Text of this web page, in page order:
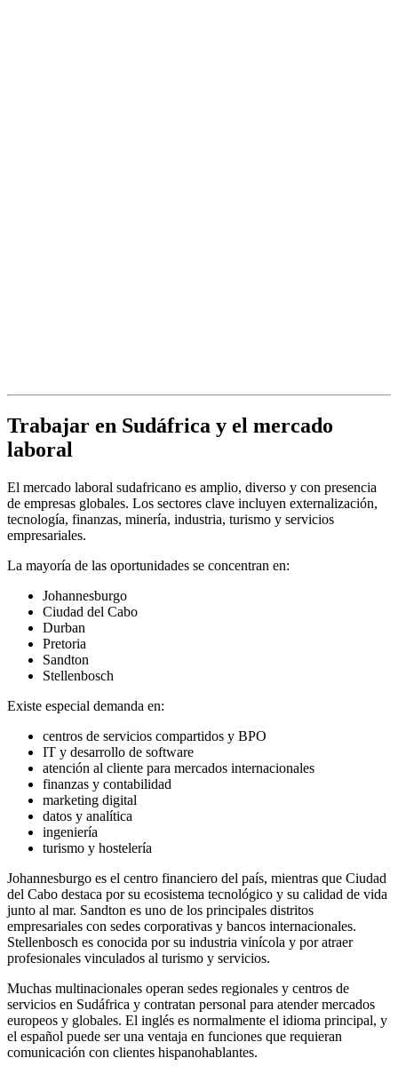
Trabajar en Sudáfrica y el mercado
laboral
El mercado laboral sudafricano es amplio, diverso y con presencia
de empresas globales. Los sectores clave incluyen externalización,
tecnología, finanzas, minería, industria, turismo y servicios
empresariales.
La mayoría de las oportunidades se concentran en:
Johannesburgo
Ciudad del Cabo
Durban
Pretoria
Sandton
Stellenbosch
Existe especial demanda en:
centros de servicios compartidos y BPO
IT y desarrollo de software
atención al cliente para mercados internacionales
finanzas y contabilidad
marketing digital
datos y analítica
ingeniería
turismo y hostelería
Johannesburgo es el centro financiero del país, mientras que Ciudad
del Cabo destaca por su ecosistema tecnológico y su calidad de vida
junto al mar. Sandton es uno de los principales distritos
empresariales con sedes corporativas y bancos internacionales.
Stellenbosch es conocida por su industria vinícola y por atraer
profesionales vinculados al turismo y servicios.
Muchas multinacionales operan sedes regionales y centros de
servicios en Sudáfrica y contratan personal para atender mercados
europeos y globales. El inglés es normalmente el idioma principal, y
el español puede ser una ventaja en funciones que requieran
comunicación con clientes hispanohablantes.